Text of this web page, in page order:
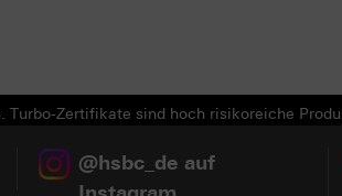
Zertifikate sind hoch risikoreiche
@hsbc_de auf